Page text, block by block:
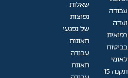
עבודה
ועדה
רפואית
בביטוח
לאומי
תקנה 15
שאלות
נפוצות
של נפגעי
תאונות
עבודה
תאונת